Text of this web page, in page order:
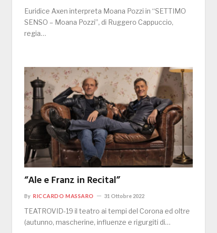
Euridice Axen interpreta Moana Pozzi in “SETTIMO
SENSO – Moana Pozzi”, di Ruggero Cappuccio,
regia…
“Ale e Franz in Recital”
By RICCARDO MASSARO 31 Ottobre 2022
TEATROVID-19 il teatro ai tempi del Corona ed oltre
(autunno, mascherine, influenze e rigurgiti di…